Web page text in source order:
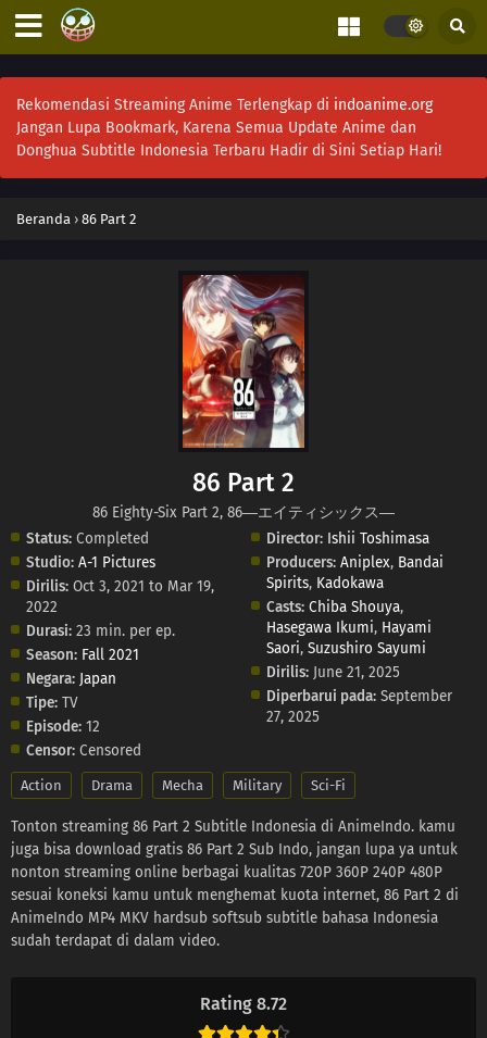
Rekomendasi Streaming Anime Terlengkap di indoanime.org
Jangan Lupa Bookmark, Karena Semua Update Anime dan
Donghua Subtitle Indonesia Terbaru Hadir di Sini Setiap Hari!
Beranda › 86 Part 2
Rating 8.72
86 Part 2
86 Eighty-Six Part 2, 86―エイティシックス―
Status: Completed
Studio: A-1 Pictures
Dirilis: Oct 3, 2021 to Mar 19,
2022
Durasi: 23 min. per ep.
Season: Fall 2021
Negara: Japan
Tipe: TV
Episode: 12
Censor: Censored
Director: Ishii Toshimasa
Producers: Aniplex, Bandai
Spirits, Kadokawa
Casts: Chiba Shouya,
Hasegawa Ikumi, Hayami
Saori,Suzushiro Sayumi
Dirilis: June 21, 2025
Diperbarui pada: September
27, 2025
Action Drama Mecha Military Sci-Fi
Tonton streaming 86 Part 2 Subtitle Indonesia di AnimeIndo. kamu
juga bisa download gratis 86 Part 2 Sub Indo, jangan lupa ya untuk
nonton streaming online berbagai kualitas 720P 360P 240P 480P
sesuai koneksi kamu untuk menghemat kuota internet, 86 Part 2 di
AnimeIndo MP4 MKV hardsub softsub subtitle bahasa Indonesia
sudah terdapat di dalam video.